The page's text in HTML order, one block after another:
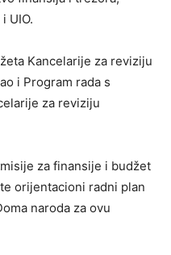
UIO.
Kancelarije za reviziju
i Program rada s
za reviziju
za finansije i budžet
orijentacioni radni plan
naroda za ovu